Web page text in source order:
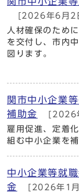
[2026年6月2
人材確保のため
を交付し、市内
図ります。
関市中小企業
補助金
[2026
雇用促進、定着
組む中小企業を
中小企業等就
金
[2026年1